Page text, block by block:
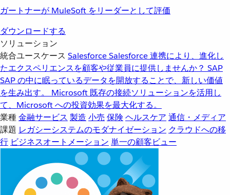
ガートナーが MuleSoft をリーダーとして評価
ダウンロードする
ソリューション
統合ユースケース SalesforceSalesforce 連携により、進化し
たエクスペリエンスを顧客や従業員に提供しませんか？ SAP
SAP の中に眠っているデータを開放することで、新しい価値
を生み出す。
Microsoft 既存の接続ソリューションを活用し
て、Microsoft への投資効果を最大化する。
業種金融サービス 製造 小売 保険 ヘルスケア 通信・メディア
課題 レガシーシステムのモダナイゼーション クラウドへの移
行 ビジネスオートメーション 単一の顧客ビュー